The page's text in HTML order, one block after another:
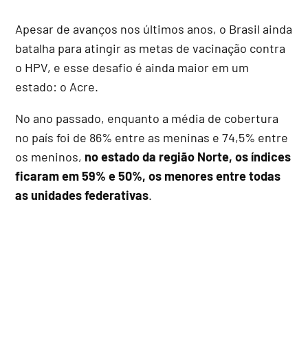
Apesar de avanços nos últimos anos, o Brasil ainda
batalha para atingir as metas de vacinação contra
o HPV, e esse desafio é ainda maior em um
estado: o Acre.
No ano passado, enquanto a média de cobertura
no país foi de 86% entre as meninas e 74,5% entre
os meninos, no estado da região Norte, os índices
ficaram em 59% e 50%, os menores entre todas
as unidades federativas.